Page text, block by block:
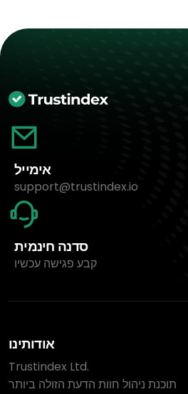
אימייל
support@trustindex.io
סדנה חינמית
קבע פגישה עכשיו
אודותינו
Trustindex Ltd.
תוכנת ניהול חוות הדעת הזולה ביותר